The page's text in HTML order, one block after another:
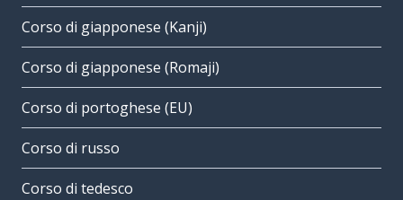
Corso di giapponese (Kanji)
Corso di giapponese (Romaji)
Corso di portoghese (EU)
Corso di russo
Corso di tedesco